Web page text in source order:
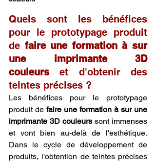
Quels sont les bénéfices
pour le prototypage produit
de faire une formation à sur
une imprimante 3D
couleurs et d'obtenir des
teintes précises ?
Les bénéfices pour le prototypage
produit de faire une formation à sur une
imprimante 3D couleurs sont immenses
et vont bien au-delà de l'esthétique.
Dans le cycle de développement de
produits, l'obtention de teintes précises